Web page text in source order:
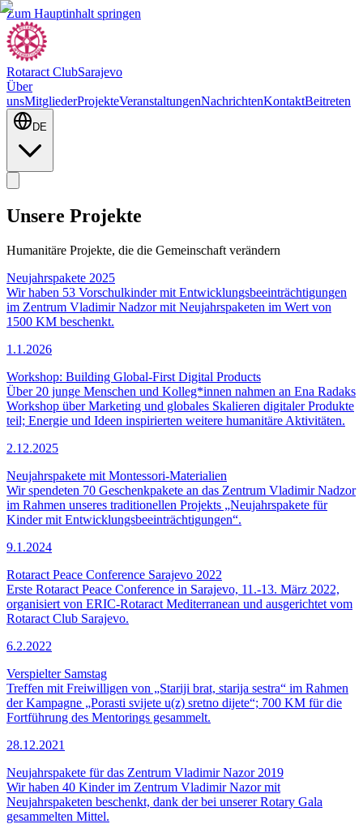
Zum Hauptinhalt springen
Rotaract ClubSarajevo
Über
unsMitgliederProjekteVeranstaltungenNachrichtenKontaktBeitreten
DE
Unsere Projekte
Humanitäre Projekte, die die Gemeinschaft verändern
Neujahrspakete 2025
Wir haben 53 Vorschulkinder mit Entwicklungsbeeinträchtigungen
im Zentrum Vladimir Nadzor mit Neujahrspaketen im Wert von
1500 KM beschenkt.
1.1.2026
Workshop: Building Global-First Digital Products
Über 20 junge Menschen und Kolleg*innen nahmen an Ena Radaks
Workshop über Marketing und globales Skalieren digitaler Produkte
teil; Energie und Ideen inspirierten weitere humanitäre Aktivitäten.
2.12.2025
Neujahrspakete mit Montessori-Materialien
Wir spendeten 70 Geschenkpakete an das Zentrum Vladimir Nadzor
im Rahmen unseres traditionellen Projekts „Neujahrspakete für
Kinder mit Entwicklungsbeeinträchtigungen“.
9.1.2024
Rotaract Peace Conference Sarajevo 2022
Erste Rotaract Peace Conference in Sarajevo, 11.-13. März 2022,
organisiert von ERIC-Rotaract Mediterranean und ausgerichtet vom
Rotaract Club Sarajevo.
6.2.2022
Verspielter Samstag
Treffen mit Freiwilligen von „Stariji brat, starija sestra“ im Rahmen
der Kampagne „Porasti svijete u(z) sretno dijete“; 700 KM für die
Fortführung des Mentorings gesammelt.
28.12.2021
Neujahrspakete für das Zentrum Vladimir Nazor 2019
Wir haben 40 Kinder im Zentrum Vladimir Nazor mit
Neujahrspaketen beschenkt, dank der bei unserer Rotary Gala
gesammelten Mittel.